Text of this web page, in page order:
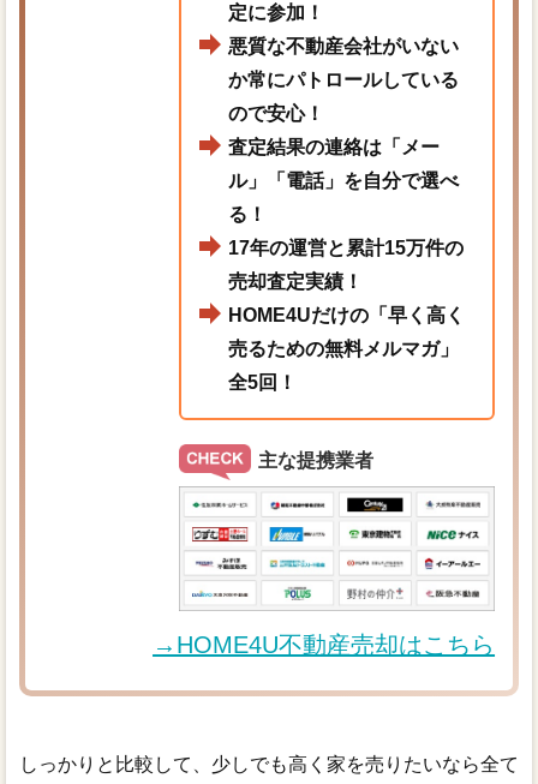
定に参加！
悪質な不動産会社がいない
か常にパトロールしている
ので安心！
査定結果の連絡は「メー
ル」「電話」を自分で選べ
る！
17年の運営と累計15万件の
売却査定実績！
HOME4Uだけの「早く高く
売るための無料メルマガ」
全5回！
主な提携業者
→HOME4U不動産売却はこちら
しっかりと比較して、少しでも高く家を売りたいなら全て